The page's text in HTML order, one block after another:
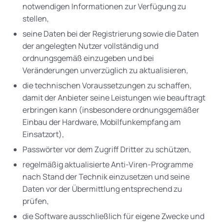
notwendigen Informationen zur Verfügung zu
stellen,
seine Daten bei der Registrierung sowie die Daten
der angelegten Nutzer vollständig und
ordnungsgemäß einzugeben und bei
Veränderungen unverzüglich zu aktualisieren,
die technischen Voraussetzungen zu schaffen,
damit der Anbieter seine Leistungen wie beauftragt
erbringen kann (insbesondere ordnungsgemäßer
Einbau der Hardware, Mobilfunkempfang am
Einsatzort),
Passwörter vor dem Zugriff Dritter zu schützen,
regelmäßig aktualisierte Anti-Viren-Programme
nach Stand der Technik einzusetzen und seine
Daten vor der Übermittlung entsprechend zu
prüfen,
die Software ausschließlich für eigene Zwecke und